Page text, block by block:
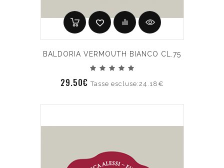
BALDORIA VERMOUTH BIANCO CL.75
29.50€Tasse escluse:24.18€